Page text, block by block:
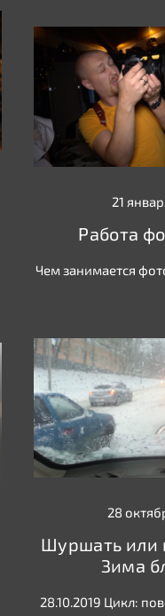
21
Работа
Чем занимается
28
Шуршать или
Зима
28.10.2019 Цикл: